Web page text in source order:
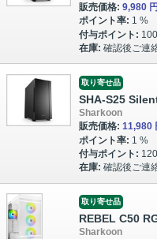
販売価格: 9,980 円
ポイント率: 1 %
付与ポイント:
在庫: 確認後ご連
取り寄せ品
SHA-S25
Sharkoon
販売価格: 11,980
ポイント率: 1 %
付与ポイント:
在庫: 確認後ご連
取り寄せ品
REBEL C50
Sharkoon